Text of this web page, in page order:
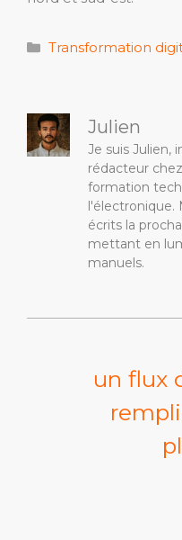
Catégories
Transformation
Julien
Je suis Julien,
rédacteur
formation
l'électronique.
écrits la
mettant en
manuels.
un flux